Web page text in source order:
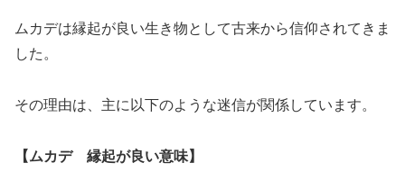
ムカデは縁起が良い生き物として古来から信仰されてきま
した。
その理由は、主に以下のような迷信が関係しています。
【ムカデ 縁起が良い意味】